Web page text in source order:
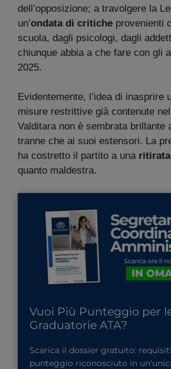
dell’opposizione; a travolgere la
un’ondata di critiche provenienti
scuola, dagli psicologi, dagli
chiunque abbia a che fare con gli
2025.
Evidentemente, l’idea di inasprire
misure restrittive già contenute
Valditara non è sembrata brillante
tranne che ai suoi estensori. La
ha costretto il partito a una
quanto maldestra.
Vuoi Più Punteggio per
Graduatorie ATA?
Scarica il dossier gratuito:
punteggio riconosciuto in